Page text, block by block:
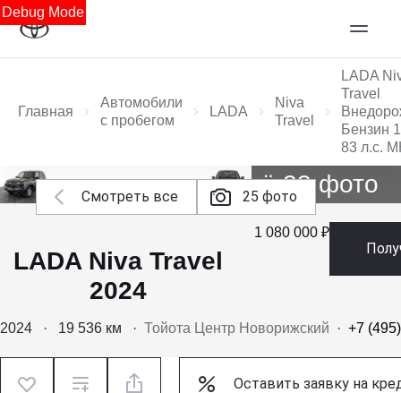
Debug Mode
Главная
Автомобили
с пробегом
LADA
Niva
Travel
LADA
Travel
Бензин
83 л.с.
Смотреть все 25 фото
Ещё 23 фото
LADA Niva Travel
2024
1 080 000 ₽
2024 · 19 536 км · Тойота Центр Новорижский · +7
Оставить заявку на